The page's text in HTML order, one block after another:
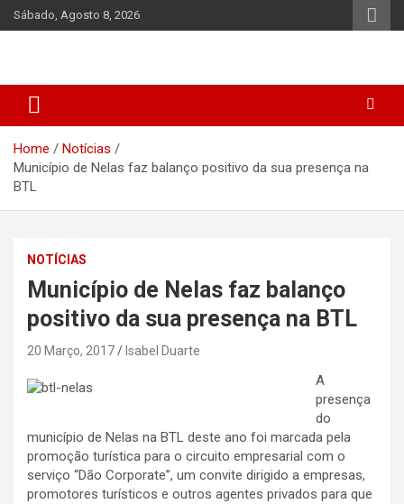
Skip
to
Sábado, Agosto 8, 2026
Home
Notícias
Município de Nelas faz balanço positivo da sua presença na
BTL
NOTÍCIAS
Município de Nelas faz balanço
positivo da sua presença na BTL
20 Março, 2017 Isabel Duarte
A
presença
do
município de Nelas na BTL deste ano foi marcada pela
promoção turística para o circuito empresarial com o
serviço “Dão Corporate”, um convite dirigido a empresas,
promotores turísticos e outros agentes privados para que